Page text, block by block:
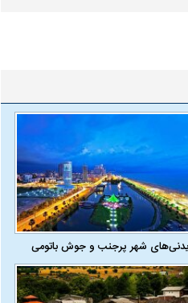
شهر پرجنب و جوش باتومی
ماه محرم در دوران قاجار چگونه
می‌شد؟